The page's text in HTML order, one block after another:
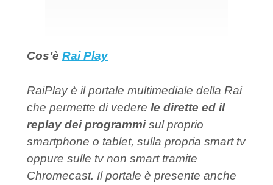
Cos’è Rai Play
RaiPlay è il portale multimediale della Rai
che permette di vedere le dirette ed il
replay dei programmisul proprio
smartphone o tablet, sulla propria smart tv
oppure sulle tv non smart tramite
Chromecast. Il portale è presente anche